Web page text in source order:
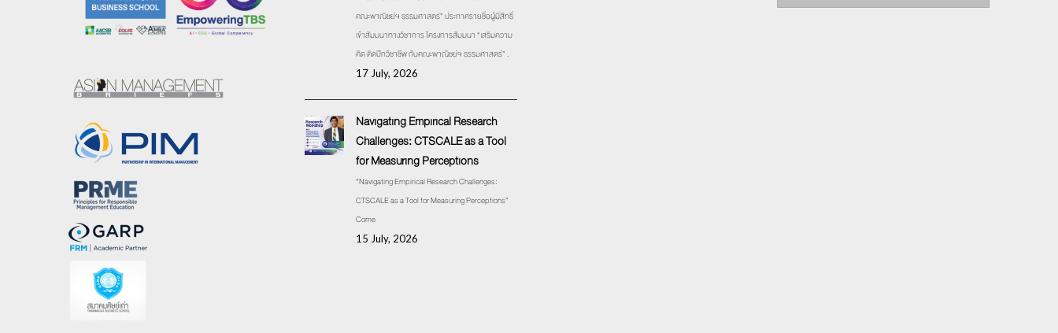
คณะพาณิชย์ฯ ธรรมศาสตร์” ประกาศรายชื่อผู้มีสิทธิ์
เข้าสัมมนาทางวิชาการ โครงการสัมมนา “เสริมความ
คิด ติดปีกวิชาชีพ กับคณะพาณิชย์ฯ ธรรมศาสตร์” .
17 July, 2026
Navigating Empirical Research
Challenges: CTSCALE as a Tool
for Measuring Perceptions
“Navigating Empirical Research Challenges:
CTSCALE as a Tool for Measuring Perceptions”
Come
15 July, 2026